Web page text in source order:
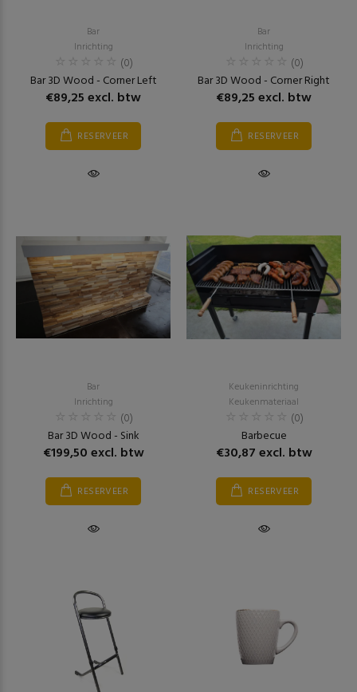
Bar
Inrichting
(0)
Bar 3D Wood - Corner Left
€89,25 excl. btw
RESERVEER
Bar
Inrichting
(0)
Bar 3D Wood - Corner Right
€89,25 excl. btw
RESERVEER
Bar
Inrichting
(0)
Bar 3D Wood - Sink
€199,50 excl. btw
RESERVEER
Keukeninrichting
Keukenmateriaal
(0)
Barbecue
€30,87 excl. btw
RESERVEER